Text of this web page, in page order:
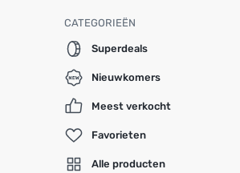
CATEGORIEËN
Superdeals
Nieuwkomers
Meest verkocht
Favorieten
Alle producten